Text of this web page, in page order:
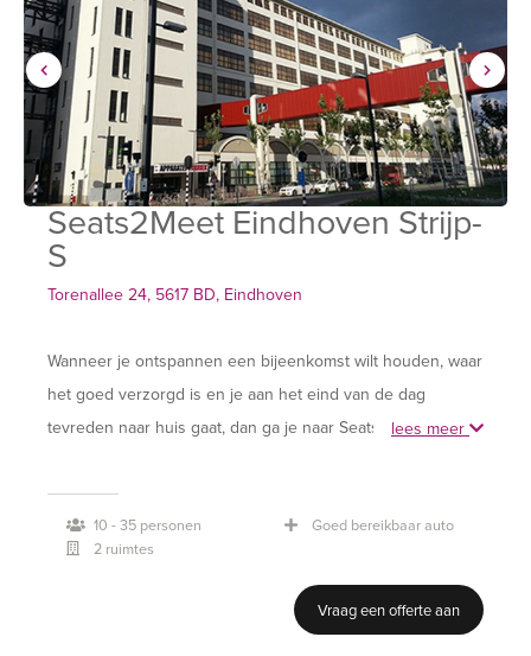
Seats2Meet Eindhoven Strijp-
S
Torenallee 24, 5617 BD, Eindhoven
Wanneer je ontspannen een bijeenkomst wilt houden, waar
het goed verzorgd is en je aan het eind van de dag
tevreden naar huis gaat, dan ga je naar Seats2meet StrijpS.
sfeer gezellig is. Je bent in een industriële omgeving
waarbij de dynamiek voelbaar is en jij een deel van
uitmaakt. Van ondernemer tot multinational; iedereen komt
bij ons voor het sociale aspect van zakendoen.
lees meer
10 - 35 personen
2 ruimtes
Goed bereikbaar auto
Vraag een offerte aan